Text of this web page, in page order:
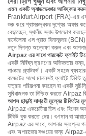
এমন একটি অ্যাডভেঞ্চার আবিষ্কার
Frankfurt Airport (FRA)-এর একটি
শুরু করে শ্বাসরুদ্ধকর দৃশ্যের অফার
বেড়াচ্ছেন, স্থানীয় স্বাদ উপভোগ
বার্সেলোনা এল প্রাত বিমানবন্দর
নতুন দিগন্ত অন্বেষণ করুন এবং
Airpaz এর সাথে পারফেক্ট ফ্লাইট
একটি নির্বিঘ্ন ভ্রমণের অভিজ্ঞতার
পাওয়ার প্ল্যাটফর্ম। একটি সহজে
বাজেটের সাথে মানানসই ফ্লাইট
যাত্রার পরিকল্পনা করছেন বা একটি
সুবিধাজনক তা নিশ্চিত করতে Airpaz
আপস ছাড়াই সাশ্রয়ী মূল্যের টিকিটের
Airpaz একচেটিয়া ডিল এবং বিশেষ
টিকিট বুক করতে দেয়। গুণমান বা
Airpaz এর সাথে, আপনার স্বপ্নের
এবং অপরাজেয় সঞ্চয়ের জন্য